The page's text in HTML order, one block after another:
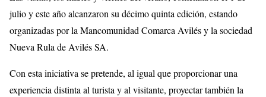
julio y este año alcanzaron su décimo quinta edición, estando
organizadas por la Mancomunidad Comarca Avilés y la sociedad
Nueva Rula de Avilés SA.
Con esta iniciativa se pretende, al igual que proporcionar una
experiencia distinta al turista y al visitante, proyectar también la